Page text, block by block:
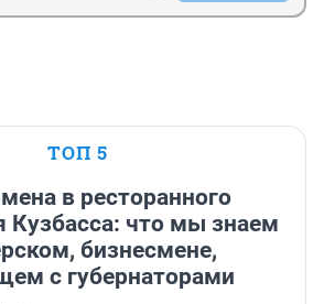
ТОП 5
в ресторанного
Кузбасса: что мы знаем
бизнесмене,
с губернаторами